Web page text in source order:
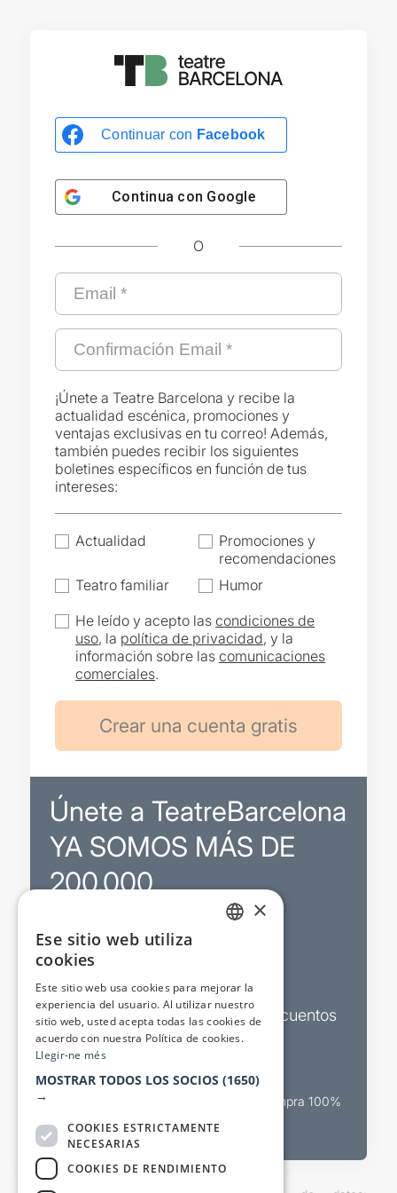
Continuar con Facebook
Continua con Google
O
¡Únete a Teatre Barcelona y recibe la
actualidad escénica, promociones y
ventajas exclusivas en tu correo! Además,
también puedes recibir los siguientes
boletines específicos en función de tus
intereses:
Actualidad
Promociones y
recomendaciones
Teatro familiar
Humor
He leído y acepto lascondiciones de
uso, la política de privacidad, y la
información sobre lascomunicaciones
comerciales.
Únete a TeatreBarcelona
YA SOMOS MÁS DE
200.000
Promociones
Boletines de actualidad y descuentos
Valora espectáculos
Canal oficial de venta teatral Compra 100%
×
Ese sitio web utiliza
cookies
Este sitio web usa cookies para mejorar la
experiencia del usuario. Al utilizar nuestro
sitio web, usted acepta todas las cookies de
acuerdo con nuestra Política de cookies.
Llegir-ne més
MOSTRAR TODOS LOS SOCIOS (1650)
→
COOKIES ESTRICTAMENTE
NECESARIAS
COOKIES DE RENDIMIENTO